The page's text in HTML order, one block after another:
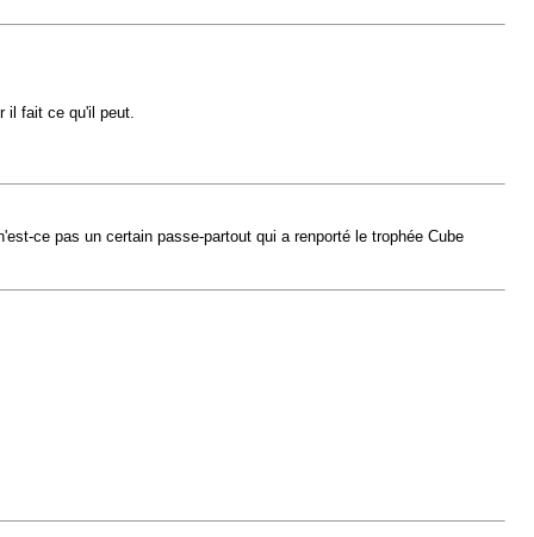
il fait ce qu'il peut.
ce pas un certain passe-partout qui a renporté le trophée Cube